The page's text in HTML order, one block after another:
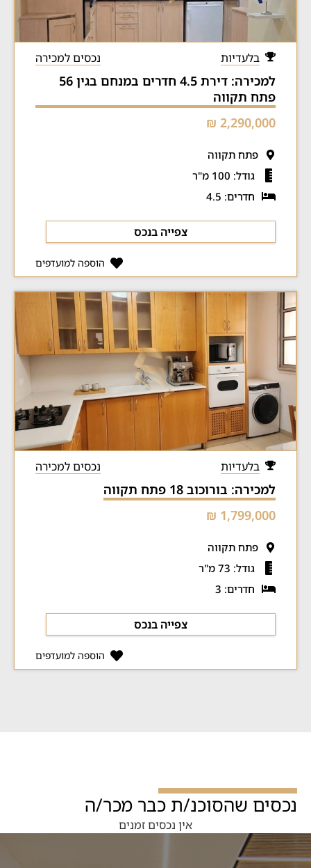
בלעדיות נכסים למכירה
למכירה: דירת 4.5 חדרים במנחם בגין 56
פתח תקווה
2,290,000 ₪
פתח תקווה
גודל: 100 מ"ר
חדרים: 4.5
צפייה בנכס
הוספה למועדפים
בלעדיות נכסים למכירה
למכירה: בורוכוב 18 פתח תקווה
1,799,000 ₪
פתח תקווה
גודל: 73 מ"ר
חדרים: 3
צפייה בנכס
הוספה למועדפים
נכסים שהסוכנ/ת כבר מכר/ה
אין נכסים זמנים